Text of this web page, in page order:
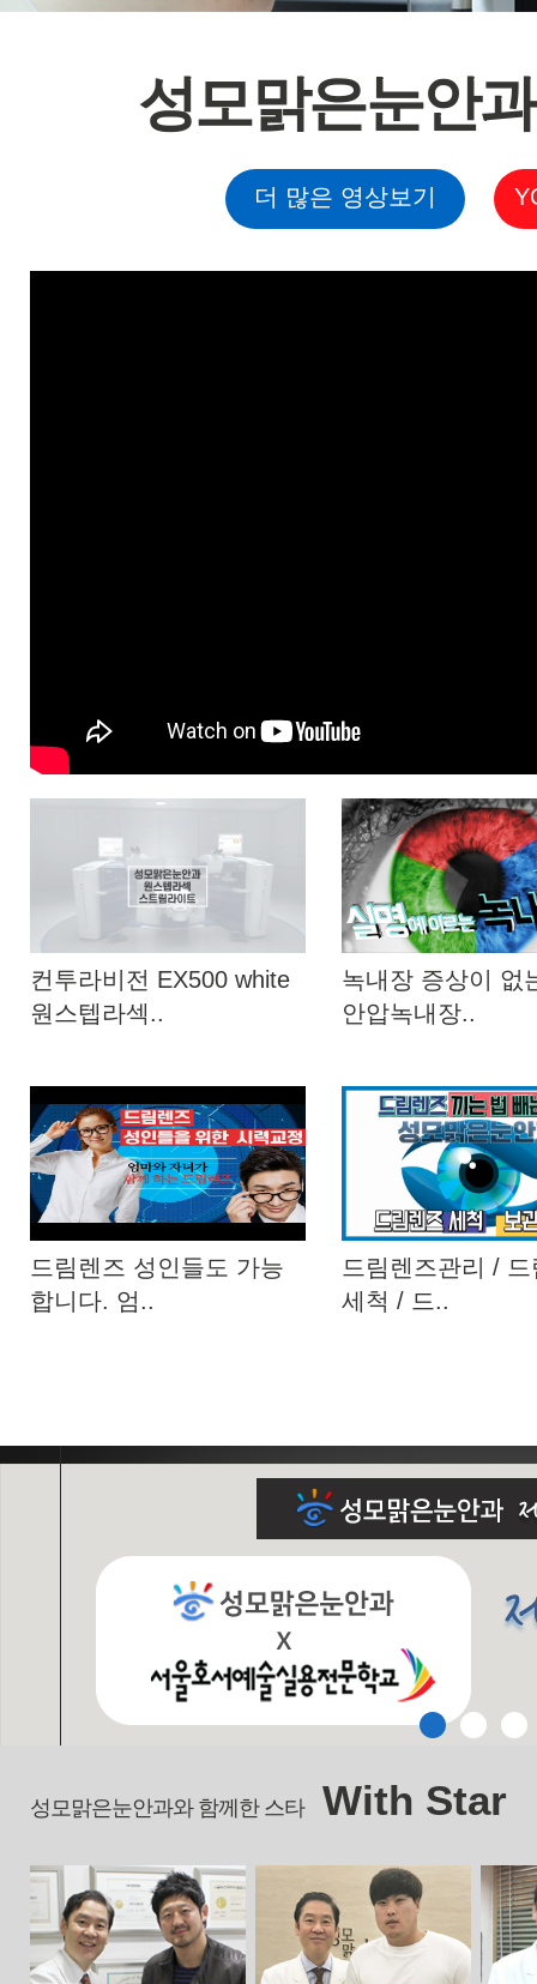
성모맑은눈안
더 많은 영상보기
컨투라비전 EX500 white
원스텝라섹..
녹내장 증상이 없
안압녹내장..
드림렌즈 성인들도 가능
합니다. 엄..
드림렌즈관리 /
세척 / 드..
성모맑은눈안과와 함께한 스타 With Star